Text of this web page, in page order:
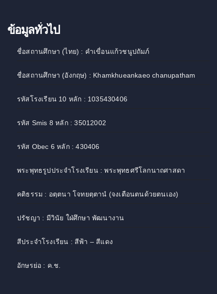
ข้อมูลทั่วไป
ชื่อสถานศึกษา (ไทย) : คำเขื่อนแก้วชนูปถัมภ์
ชื่อสถานศึกษา (อังกฤษ) : Khamkhueankaeo chanupatham
รหัสโรงเรียน 10 หลัก : 1035430406
รหัส Smis 8 หลัก : 35012002
รหัส Obec 6 หลัก : 430406
พระพุทธรูปประจำโรงเรียน : พระพุทธศรีโลกนาถศาสดา
คติธรรม : อตฺตนา โจทยตฺตานํ (จงเตือนตนด้วยตนเอง)
ปรัชญา : มีวินัย ใฝ่ศึกษา พัฒนางาน
สีประจำโรงเรียน : สีฟ้า – สีแดง
อักษรย่อ : ค.ช.